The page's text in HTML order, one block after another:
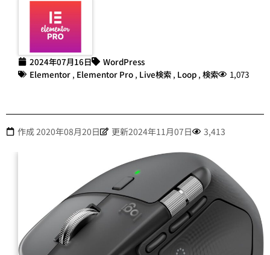
2024年07月16日
WordPress
Elementor , Elementor Pro , Live検索 , Loop , 検索 1,073
作成 2020年08月20日 更新2024年11月07日 3,413